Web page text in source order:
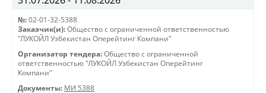
№: 02-01-32-5388
Заказчик(и): Общество с ограниченной ответственностью
"ЛУКОЙЛ Узбекистан Оперейтинг Компани"
Организатор тендера: Общество с ограниченной
ответственностью "ЛУКОЙЛ Узбекистан Оперейтинг
Компани"
Документы: МИ 5388